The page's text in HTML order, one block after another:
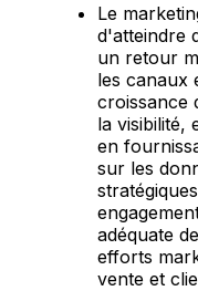
Le
d'atteindre
un retour
les canaux
croissance
la visibilité,
en
sur les
adéquate
efforts
vente et